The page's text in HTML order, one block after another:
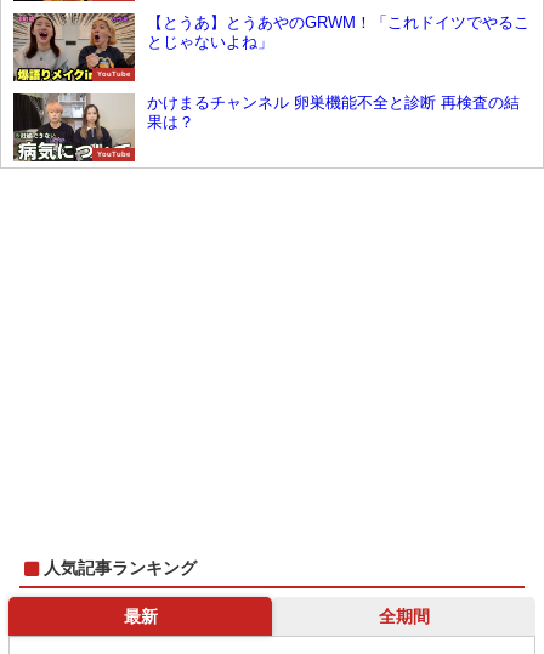
YouTube
【とうあ】とうあやのGRWM！「これドイツでやるこ
とじゃないよね」
YouTube
かけまるチャンネル 卵巣機能不全と診断 再検査の結
果は？
人気記事ランキング
最新 全期間